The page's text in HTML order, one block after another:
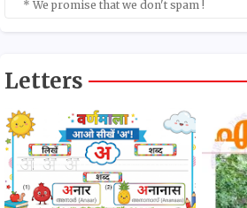
* We promise that we don't spam !
Letters